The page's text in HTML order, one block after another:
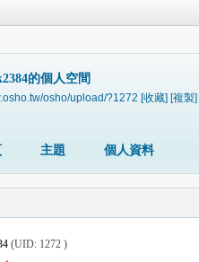
的個人空間
osho/upload/?1272 [收藏] [複製]
主題 個人資料
(UID: 1272 )